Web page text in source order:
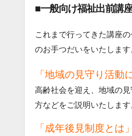
■一般向け福祉出前講
これまで行ってきた講座
のお手つだいをいたします
「地域の見守り活動
高齢社会を迎え、地域の
方などをご説明いたします
「成年後見制度とは」